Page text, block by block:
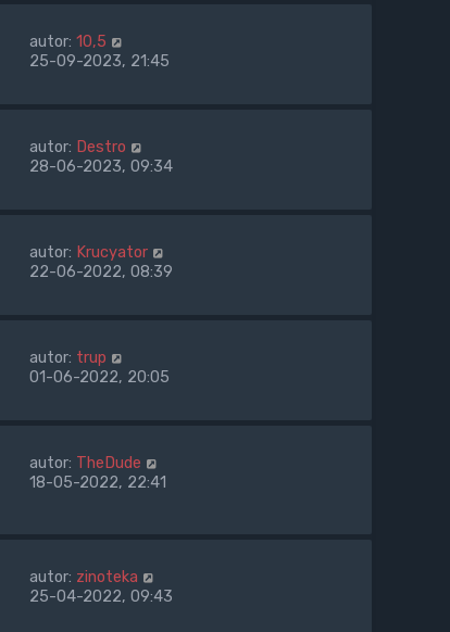
autor: 10,5
25-09-2023, 21:45
autor: Destro
28-06-2023, 09:34
autor: Krucyator
22-06-2022, 08:39
autor: trup
01-06-2022, 20:05
autor: TheDude
18-05-2022, 22:41
autor: zinoteka
25-04-2022, 09:43